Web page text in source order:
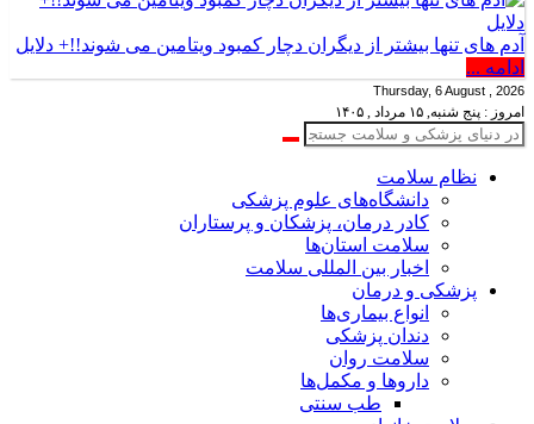
آدم های تنها بیشتر از دیگران دچار کمبود ویتامین می شوند!!+ دلایل
ادامه ...
Thursday, 6 August , 2026
امروز : پنج شنبه, ۱۵ مرداد , ۱۴۰۵
نظام سلامت
دانشگاه‌های علوم پزشکی
کادر درمان، پزشکان و پرستاران
سلامت استان‌ها
اخبار بین المللی سلامت
پزشکی و درمان
انواع بیماری‌ها
دندان پزشکی
سلامت روان
داروها و مکمل‌ها
طب سنتی